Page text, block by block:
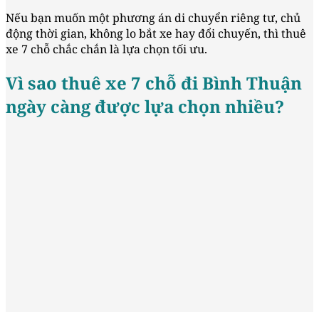
Nếu bạn muốn một phương án di chuyển riêng tư, chủ
động thời gian, không lo bắt xe hay đổi chuyến, thì thuê
xe 7 chỗ chắc chắn là lựa chọn tối ưu.
Vì sao thuê xe 7 chỗ đi Bình Thuận
ngày càng được lựa chọn nhiều?